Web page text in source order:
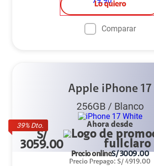
Lo quiero
Comparar
39% Dto.
Apple iPhone 17
256GB/ Blanco
Ahora desde
S/
3059.00
Precio onlineS/3009.00
Precio Prepago: S/ 4919.00